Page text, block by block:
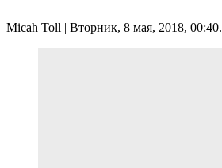
Micah Toll | Вторник, 8 мая, 2018, 00:40.